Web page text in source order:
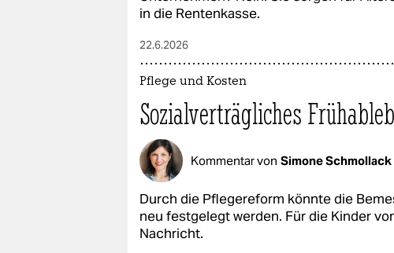
in die Rentenkasse.
22.6.2026
Pflege und Kosten
Sozialverträgliches
Kommentar von Simone Schmollack
Durch die Pflegereform könnte die
neu festgelegt werden. Für die Kinder
Nachricht.